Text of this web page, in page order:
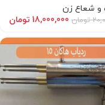
و شعاع زن
تومان 18,000,000 تومان